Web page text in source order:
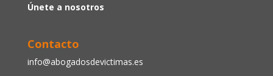
Únete a nosotros
Contacto
info@abogadosdevictimas.es